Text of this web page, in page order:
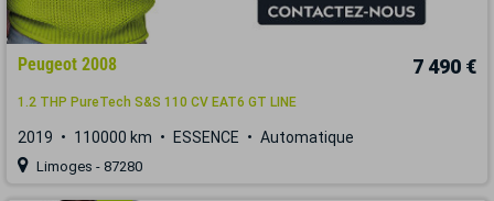
Peugeot 2008 7 490 €
1.2 THP PureTech S&S 110 CV EAT6 GT LINE
2019 110000 km ESSENCE Automatique
Limoges - 87280